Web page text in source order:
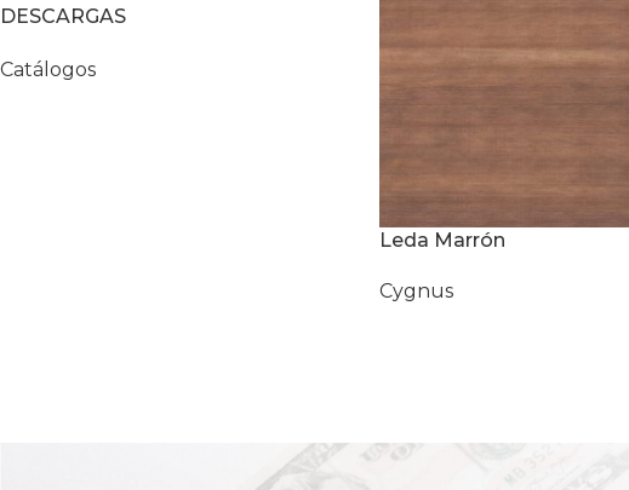
DESCARGAS
Catálogos
Leda Marrón
Cygnus